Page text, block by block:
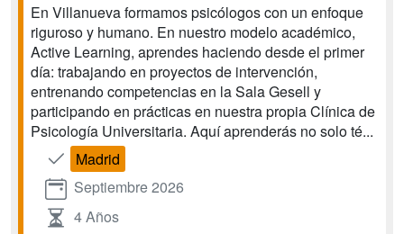
En Villanueva formamos psicólogos con un enfoque
riguroso y humano. En nuestro modelo académico,
Active Learning, aprendes haciendo desde el primer
día: trabajando en proyectos de intervención,
entrenando competencias en la Sala Gesell y
participando en prácticas en nuestra propia Clínica de
Psicología Universitaria. Aquí aprenderás no solo té...
Madrid
Septiembre 2026
4 Años